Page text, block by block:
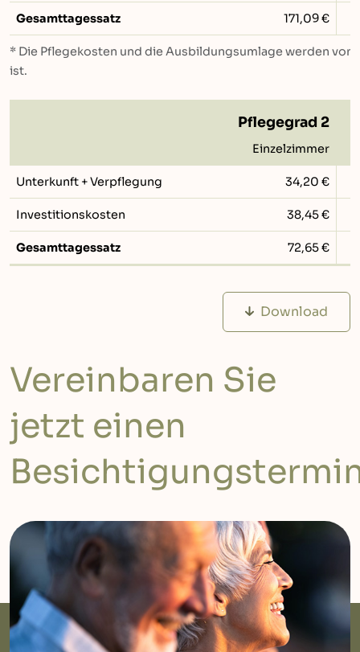
* Die Pflegekosten und die Ausbildungsumlage werden
ist.
Gesamttagessatz 171,09 €
Pflegegrad 2
Einzelzimmer
Unterkunft + Verpflegung 34,20 €
Investitionskosten 38,45 €
Gesamttagessatz 72,65 €
Download
Vereinbaren Sie
jetzt einen